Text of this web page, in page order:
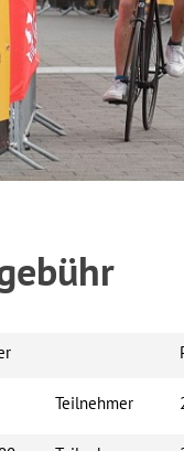
Teilnehmer